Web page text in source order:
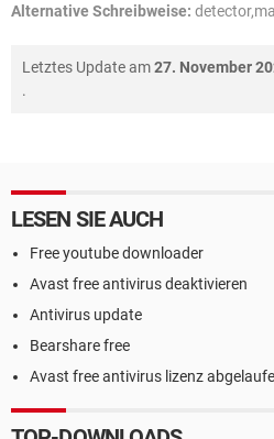
Alternative Schreibweise:
Letztes Update am27. November
.
LESEN SIE AUCH
Free youtube downloader
Avast free antivirus deaktivieren
Antivirus update
Bearshare free
Avast free antivirus lizenz